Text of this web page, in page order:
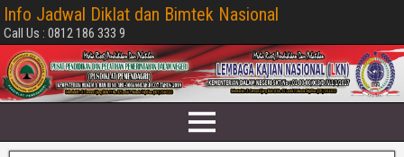
Info Jadwal Diklat dan Bimtek Nasional
Call Us : 0812 186 333 9